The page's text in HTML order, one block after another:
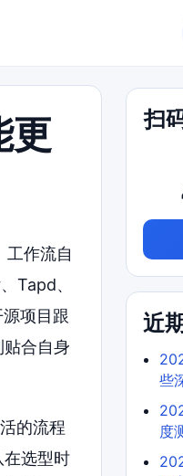
更
作流自
Tapd、
项目跟
合自身
的流程
在选型时
扫
近
些
度